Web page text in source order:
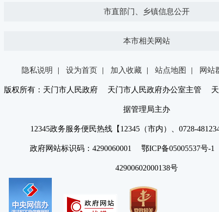
市直部门、乡镇信息公开
本市相关网站
隐私说明 | 设为首页 | 加入收藏 | 站点地图 | 网站
版权所有：天门市人民政府 天门市人民政府办公室主管 天
据管理局主办
12345政务服务便民热线【12345（市内）、0728-
政府网站标识码：4290060001 鄂ICP备05005537号
42900602000138号